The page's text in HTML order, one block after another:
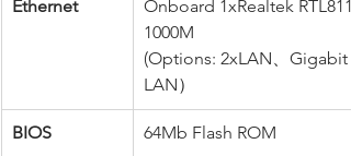
Ethernet
Onboard 1xRealtek
1000M
(Options: 2xLAN、Gigabit
LAN）
BIOS 64Mb Flash ROM